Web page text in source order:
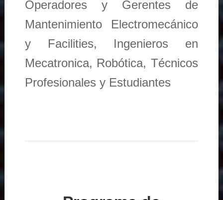
Operadores y Gerentes de
Mantenimiento Electromecánico
y Facilities, Ingenieros en
Mecatronica, Robótica, Técnicos
Profesionales y Estudiantes